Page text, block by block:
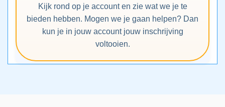
Kijk rond op je account en zie wat we je te
bieden hebben. Mogen we je gaan helpen? Dan
kun je in jouw account jouw inschrijving
voltooien.